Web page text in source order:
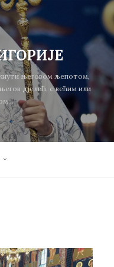
његовом љепотом,
дјелић, с већим или